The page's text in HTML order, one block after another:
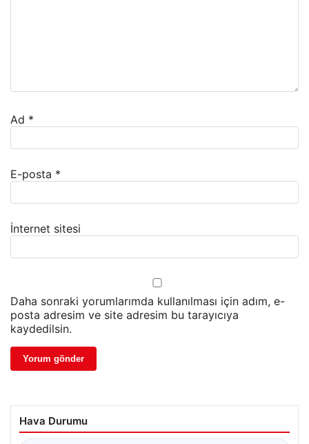
Ad *
E-posta *
İnternet sitesi
Daha sonraki yorumlarımda kullanılması için adım, e-
posta adresim ve site adresim bu tarayıcıya
kaydedilsin.
Hava Durumu